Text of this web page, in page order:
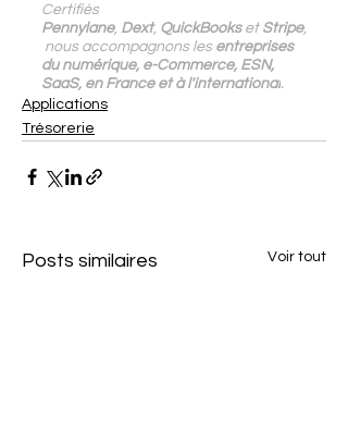
Certifiés
Pennylane, Dext, QuickBooks et Stripe,
nous accompagnons les entreprises
du numérique, e-Commerce, ESN,
SaaS, en France et à l'international.
Applications
Trésorerie
Posts similaires Voir tout